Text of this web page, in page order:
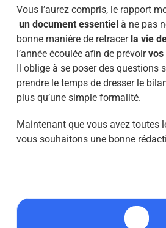
Vous l’aurez compris, le rapport
un document essentielà ne pas
bonne manière de retracer la vie
l’année écoulée afin de prévoirvos
Il oblige à se poser des questions
prendre le temps de dresser le
plus qu’une simple formalité.
Maintenant que vous avez toutes
vous souhaitons une bonne